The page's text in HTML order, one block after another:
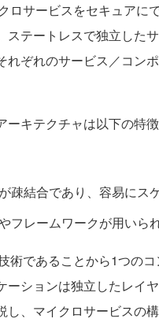
ロサービスをセキュアに
ステートレスで独立した
れぞれのサービス／コン
キテクチャは以下の特徴
疎結合であり、容易にス
フレームワークが用いら
であることから1つの
ーションは独立したレイ
し、マイクロサービスの